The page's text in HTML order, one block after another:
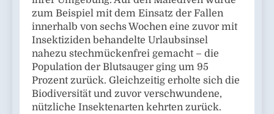
zum Beispiel mit dem Einsatz der Fallen
innerhalb von sechs Wochen eine zuvor mit
Insektiziden behandelte Urlaubsinsel
nahezu stechmückenfrei gemacht – die
Population der Blutsauger ging um 95
Prozent zurück. Gleichzeitig erholte sich die
Biodiversität und zuvor verschwundene,
nützliche Insektenarten kehrten zurück.